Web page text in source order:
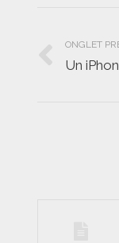
deONGLET
Onglet
Un